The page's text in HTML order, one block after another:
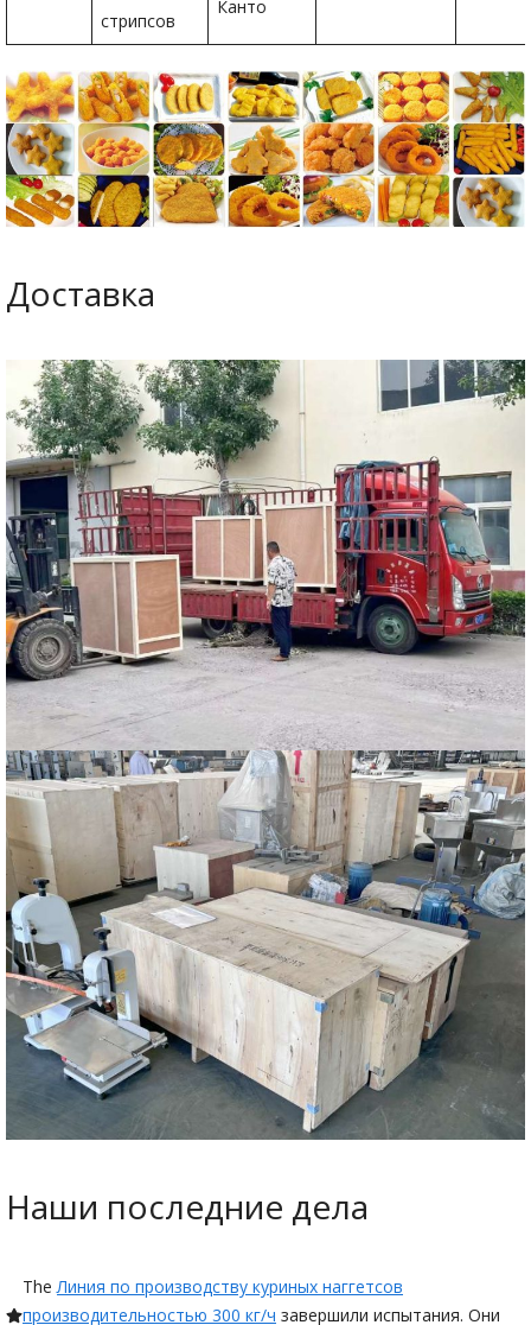
стрипсов
Канто
Доставка
Наши последние дела
TheЛиния по производству куриных наггетсов
производительностью 300 кг/ч завершили испытания. Они